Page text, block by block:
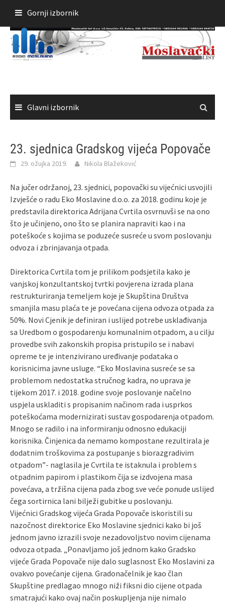
sadržaja
Gornji izbornik
Glavni izbornik
23. sjednica Gradskog vijeća Popovače
29. ožujka 2019. Nikola Blažeković
Na jučer održanoj, 23. sjednici, popovački su vijećnici usvojili
Izvješće o radu Eko Moslavine d.o.o. za 2018. godinu koje je
predstavila direktorica Adrijana Cvrtila osvrnuvši se na ono
što je učinjeno, ono što se planira napraviti kao i na
poteškoće s kojima se poduzeće susreće u svom poslovanju
odvoza i zbrinjavanja otpada.
Direktorica Cvrtila tom je prilikom podsjetila kako je
vanjskoj konzultantskoj tvrtki povjerena izrada plana
restrukturiranja temeljem koje je Skupština Društva
smanjila masu plaća te je povećana cijena odvoza otpada za
50%. Novi Cjenik je definiran i uslijed potrebe usklađivanja
sa Uredbom o gospodarenju komunalnim otpadom, a u cilju
provedbe svih zakonskih propisa pristupilo se i nabavi
opreme te je intenzivirano uređivanje podataka o
korisnicima javne usluge. “Eko Moslavina susreće se sa
problemom nedostatka stručnog kadra, no uprava je
tijekom 2017. i 2018. godine svoje poslovanje načelno
uspjela uskladiti s propisanim načinom rada i usprkos
poteškoćama modernizirati sustav gospodarenja otpadom.
Mnogo se radilo i na informiranju odnosno edukaciji
korisnika. Činjenica da nemamo kompostane rezultirala je
dodatnim troškovima za postupanje s biorazgradivim
otpadom”- naglasila je Cvrtila te istaknula i problem s
otpadnim papirom i plastikom čija se izdvojena masa
povećava, a tržišna cijena pada zbog sve veće ponude uslijed
čega sortirnica lani bilježi gubitke u poslovanju.
Vijećnici Gradskog vijeća Grada Popovače iskoristili su
nazočnost direktorice Eko Moslavine sjednici kako bi još
jednom javno izrazili svoje nezadovoljstvo novim cijenama
odvoza otpada. „Ponavljamo još jednom kako Gradsko
vijeće Grada Popovače nije dalo suglasnost Eko Moslavini za
ovakvo povećanje cijena. Gradonačelnik je kao član
Skupštine predlagao mnogo niži fiksni dio cijene otpada
smatrajući kako ovaj način poskupljenja nije nimalo